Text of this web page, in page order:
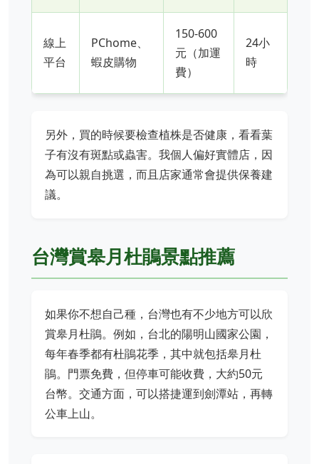
線上
平台
PChome、
蝦皮購物
150-600
元（加運
費）
24小
時
另外，買的時候要檢查植株是否健康，看看葉
子有沒有斑點或蟲害。我個人偏好實體店，因
為可以親自挑選，而且店家通常會提供保養建
議。
台灣賞皋月杜鵑景點推薦
如果你不想自己種，台灣也有不少地方可以欣
賞皋月杜鵑。例如，台北的陽明山國家公園，
每年春季都有杜鵑花季，其中就包括皋月杜
鵑。門票免費，但停車可能收費，大約50元
台幣。交通方面，可以搭捷運到劍潭站，再轉
公車上山。